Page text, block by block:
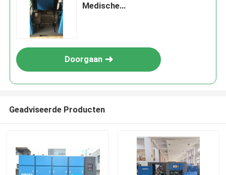
Medische
Doorgaan
Geadviseerde Producten